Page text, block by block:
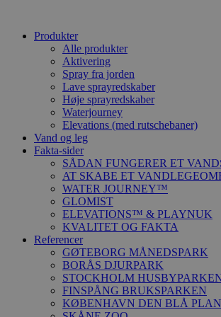
Produkter
Alle produkter
Aktivering
Spray fra jorden
Lave sprayredskaber
Høje sprayredskaber
Waterjourney
Elevations (med rutschebaner)
Vand og leg
Fakta-sider
SÅDAN FUNGERER ET
AT SKABE ET
WATER JOURNEY™
GLOMIST
ELEVATIONS™ & PLAYNUK
KVALITET OG FAKTA
Referencer
GØTEBORG MÅNEDSPARK
BORÅS DJURPARK
STOCKHOLM
FINSPÅNG BRUKSPARKEN
KØBENHAVN DEN BLÅ